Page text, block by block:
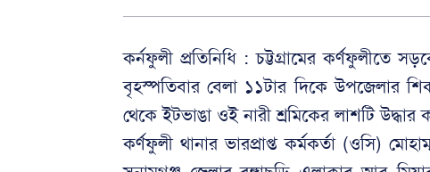
কর্নফুলী প্রতিনিধি : চট্টগ্রামের কর্ণফুলীতে
বৃহস্পতিবার বেলা ১১টার দিকে উপজেলার
থেকে ইটভাঙা ওই নারী শ্রমিকের লাশটি উদ্ধার
কর্ণফুলী থানার ভারপ্রাপ্ত কর্মকর্তা (ওসি)